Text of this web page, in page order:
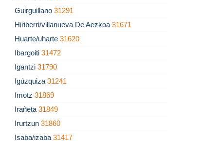
Guirguillano 31291
Hiriberri/villanueva De Aezkoa 31671
Huarte/uharte 31620
Ibargoiti 31472
Igantzi 31790
Igúzquiza 31241
Imotz 31869
Irañeta 31849
Irurtzun 31860
Isaba/izaba 31417